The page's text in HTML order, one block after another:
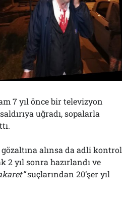
7 yıl önce bir televizyon
uğradı, sopalarla
alınsa da adli kontrol
2 yıl sonra hazırlandı ve
suçlarından 20’şer yıl